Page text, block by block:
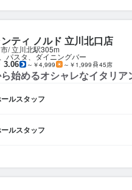
ティ ノルド 立川北口店
立川北駅305m
パスタ、ダイニングバー
3.06 ～￥4,999 ～￥1,999 45席
始めるオシャレなイタリア
ルスタッフ
ルスタッフ